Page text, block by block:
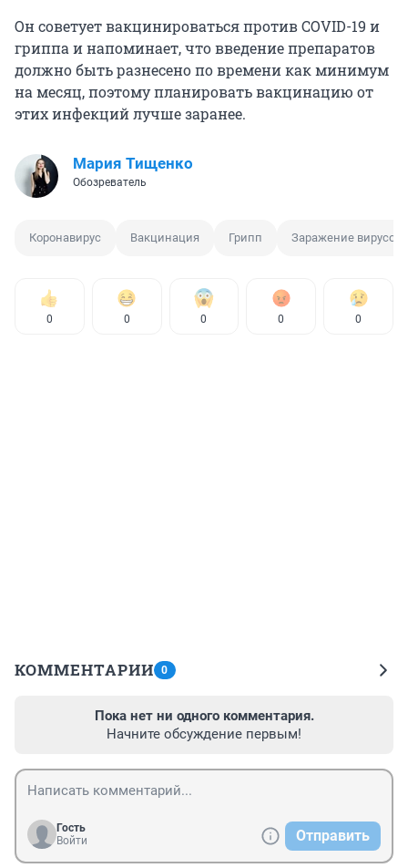
Он советует вакцинироваться против COVID-19 и
гриппа и напоминает, что введение препаратов
должно быть разнесено по времени как минимум
на месяц, поэтому планировать вакцинацию от
этих инфекций лучше заранее.
Мария Тищенко
Обозреватель
Коронавирус Вакцинация Грипп Заражение вирусом
0 0 0 0 0
КОММЕНТАРИИ 0
Пока нет ни одного комментария.
Начните обсуждение первым!
Гость
Войти
Отправить